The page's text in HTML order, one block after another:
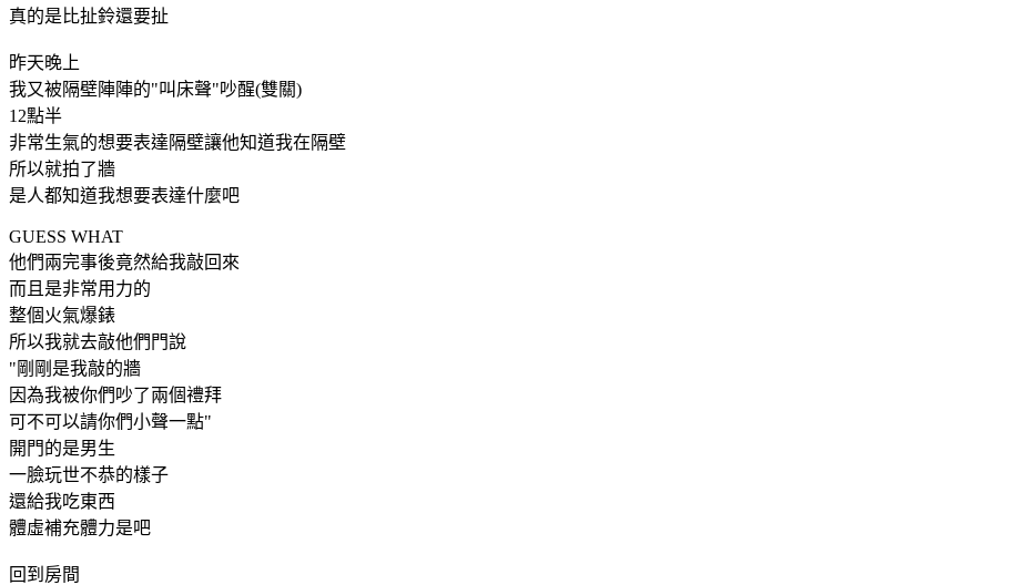
真的是比扯鈴還要扯
昨天晚上
我又被隔壁陣陣的"叫床聲"吵醒(雙關)
12點半
非常生氣的想要表達隔壁讓他知道我在隔壁
所以就拍了牆
是人都知道我想要表達什麼吧
GUESS WHAT
他們兩完事後竟然給我敲回來
而且是非常用力的
整個火氣爆錶
所以我就去敲他們門說
"剛剛是我敲的牆
因為我被你們吵了兩個禮拜
可不可以請你們小聲一點"
開門的是男生
一臉玩世不恭的樣子
還給我吃東西
體虛補充體力是吧
回到房間